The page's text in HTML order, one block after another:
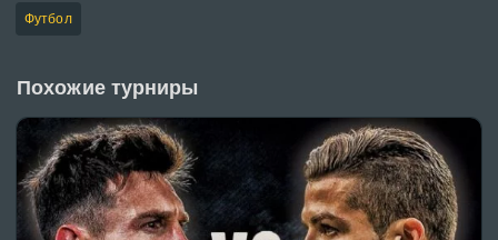
Футбол
Похожие турниры